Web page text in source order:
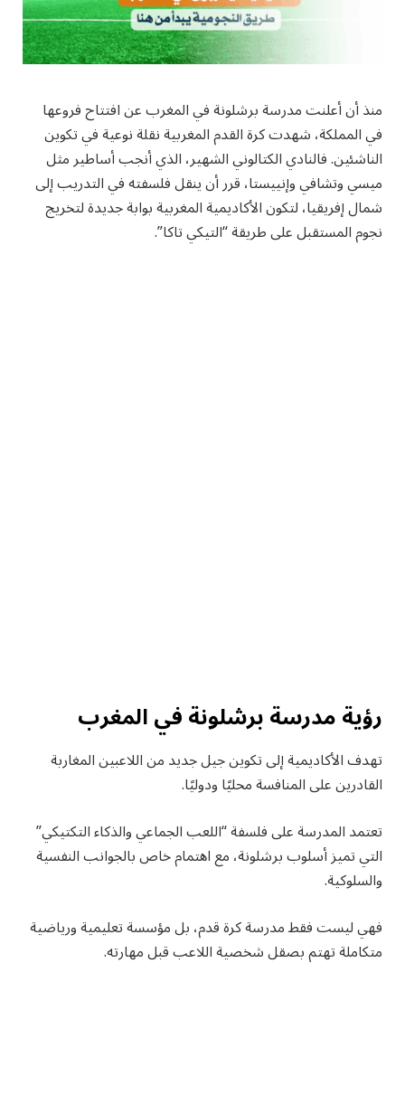
منذ أن أعلنت مدرسة برشلونة في المغرب عن افتتاح فروعها
في المملكة، شهدت كرة القدم المغربية نقلة نوعية في تكوين
الناشئين. فالنادي الكتالوني الشهير، الذي أنجب أساطير مثل
ميسي وتشافي وإنييستا، قرر أن ينقل فلسفته في التدريب إلى
شمال إفريقيا، لتكون الأكاديمية المغربية بوابة جديدة لتخريج
نجوم المستقبل على طريقة “التيكي تاكا”.
رؤية مدرسة برشلونة في المغرب
تهدف الأكاديمية إلى تكوين جيل جديد من اللاعبين المغاربة
القادرين على المنافسة محليًا ودوليًا.
تعتمد المدرسة على فلسفة “اللعب الجماعي والذكاء التكتيكي”
التي تميز أسلوب برشلونة، مع اهتمام خاص بالجوانب النفسية
والسلوكية.
فهي ليست فقط مدرسة كرة قدم، بل مؤسسة تعليمية ورياضية
متكاملة تهتم بصقل شخصية اللاعب قبل مهارته.